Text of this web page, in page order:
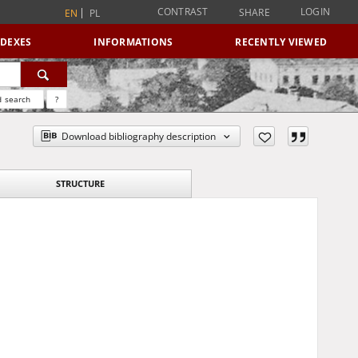
EN PL CONTRAST SHARE LOGIN
INFORMATIONS RECENTLY VIEWED
search ?
Download bibliography description
STRUCTURE